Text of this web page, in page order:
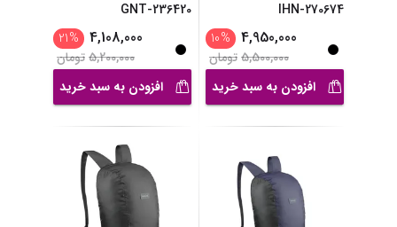
IHN-270674
4,950,000
%
10
5,500,000تومان
افزودن به سبد خرید
GNT-236420
4,108,000
%
21
5,200,000تومان
افزودن به سبد خرید